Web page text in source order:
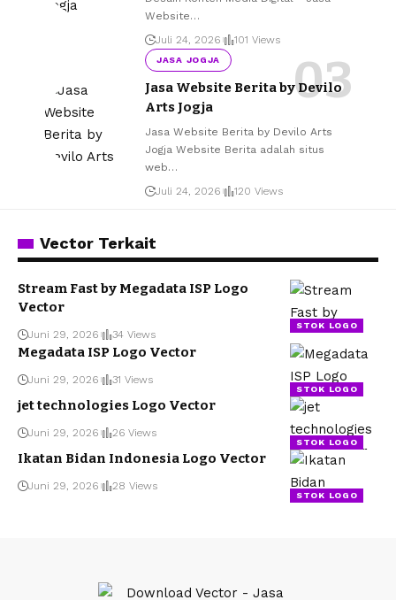
Website…
Juli 24, 2026
101 Views
JASA JOGJA
Jasa Website Berita by Devilo
Arts Jogja
Jasa Website Berita by Devilo Arts
Jogja Website Berita adalah situs
web…
Juli 24, 2026
120 Views
Vector Terkait
STOK LOGO
Stream Fast by Megadata ISP Logo
Vector
Juni 29, 2026 34 Views
STOK LOGO
Megadata ISP Logo Vector
Juni 29, 2026 31 Views
STOK LOGO
jet technologies Logo Vector
Juni 29, 2026 26 Views
STOK LOGO
Ikatan Bidan Indonesia Logo Vector
Juni 29, 2026 28 Views